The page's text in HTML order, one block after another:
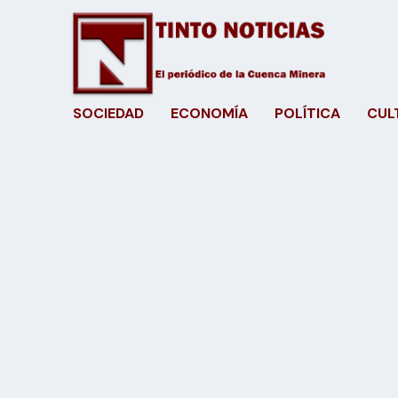
SOCIEDAD ECONOMÍA POLÍTICA